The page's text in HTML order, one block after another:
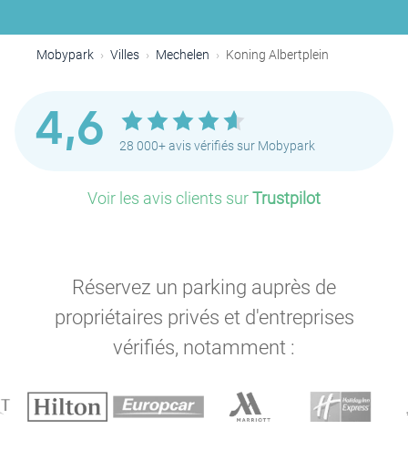
Mobypark Villes Mechelen Koning Albertplein
4,6 28 000+ avis vérifiés sur Mobypark
Voir les avis clients surTrustpilot
Réservez un parking auprès de
propriétaires privés et d'entreprises
vérifiés, notamment :